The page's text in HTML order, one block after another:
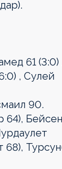
61 (3:0)
, Сулей
90.
64),
68),